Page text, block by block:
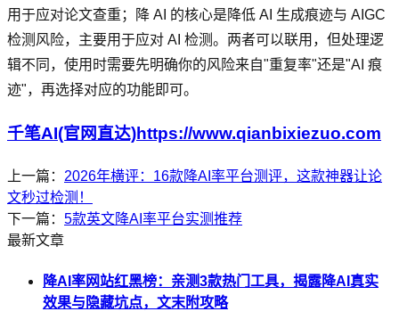
用于应对论文查重；降 AI 的核心是降低 AI 生成痕迹与 AIGC
检测风险，主要用于应对 AI 检测。两者可以联用，但处理逻
辑不同，使用时需要先明确你的风险来自"重复率"还是"AI 痕
迹"，再选择对应的功能即可。
千笔AI(官网直达)https://www.qianbixiezuo.com
上一篇： 2026年横评：16款降AI率平台测评，这款神器让论
文秒过检测！
下一篇： 5款英文降AI率平台实测推荐
最新文章
降AI率网站红黑榜：亲测3款热门工具，揭露降AI真实
效果与隐藏坑点，文末附攻略